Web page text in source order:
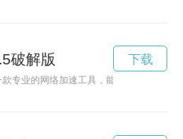
破解版
专业的网络加速工具，能够有效提升网
下载